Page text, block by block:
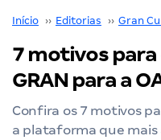
Início ›› Editorias ›› Gran
7 motivos
GRAN para a
Confira os 7 motivos
a plataforma que mais